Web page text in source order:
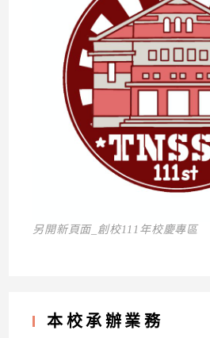
另開新頁面_創校111年校慶專區
本校承辦業務